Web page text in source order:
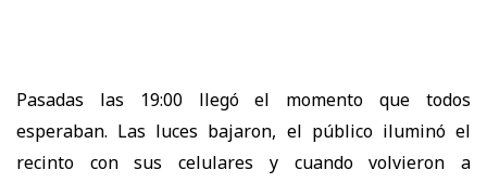
Pasadas las 19:00 llegó el momento que todos
esperaban. Las luces bajaron, el público iluminó el
recinto con sus celulares y cuando volvieron a